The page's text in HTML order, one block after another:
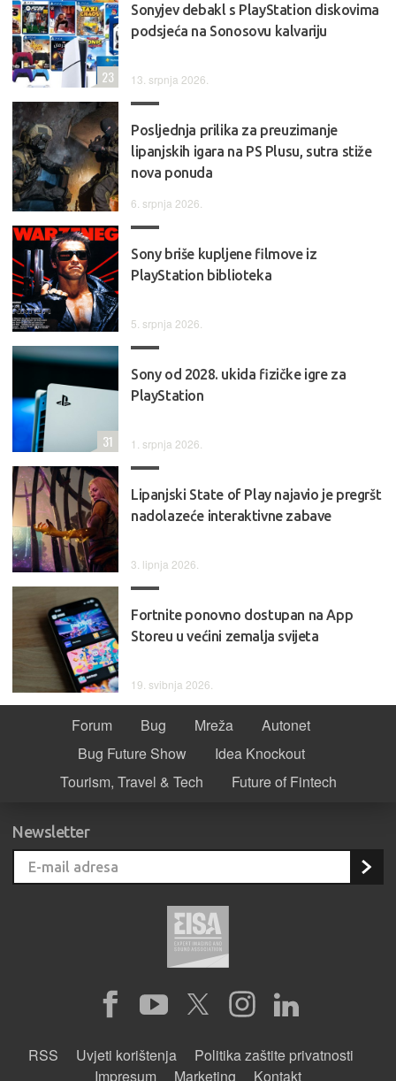
Sonyjev debakl s PlayStation diskovima
podsjeća na Sonosovu kalvariju
13. srpnja 2026.
23
Posljednja prilika za preuzimanje
lipanjskih igara na PS Plusu, sutra stiže
nova ponuda
6. srpnja 2026.
Sony briše kupljene filmove iz
PlayStation biblioteka
5. srpnja 2026.
Sony od 2028. ukida fizičke igre za
PlayStation
1. srpnja 2026.
31
Lipanjski State of Play najavio je pregršt
nadolazeće interaktivne zabave
3. lipnja 2026.
Fortnite ponovno dostupan na App
Storeu u većini zemalja svijeta
19. svibnja 2026.
Forum Bug Mreža
Autonet
Bug Future Show
Idea Knockout
Tourism, Travel & Tech
Future of Fintech
Newsletter
RSS Uvjeti korištenja
Politika zaštite privatnosti
Impresum
Marketing Kontakt